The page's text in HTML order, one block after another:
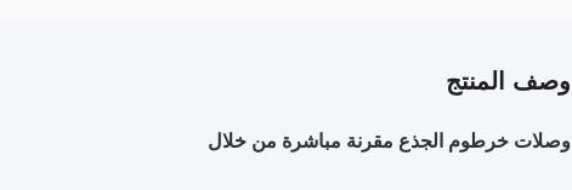
وصف المنتج
وصلات خرطوم الجذع مقرنة مباشرة من خلال